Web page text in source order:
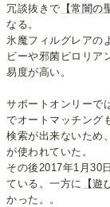
冗談抜きで 【常闇の
なる。
氷魔フィルグレアの
ビーや邪菌ピロリア
易度が高い。
サポートオンリーで
でオートマッチング
検索が出来ないため
が使われていた。
その後2017年1月30
ている。一方に
【遊
かった。。